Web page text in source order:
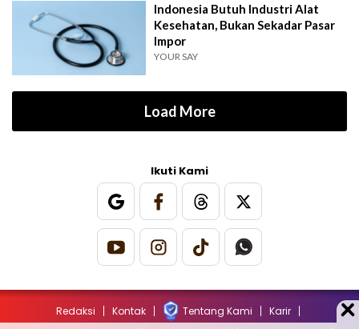
Indonesia Butuh Industri Alat
Kesehatan, Bukan Sekadar Pasar
Impor
YOUR SAY
Load More
Ikuti Kami
Redaksi Kontak Tentang Kami
Karir